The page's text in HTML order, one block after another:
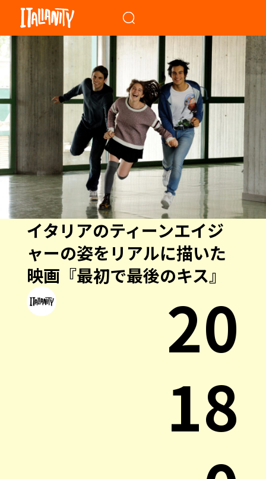
イタリアのティーンエイジ
ャーの姿をリアルに描いた
映画『最初で最後のキス』
20
18